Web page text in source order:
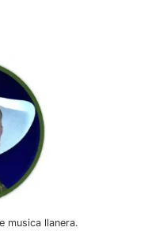
musica llanera.